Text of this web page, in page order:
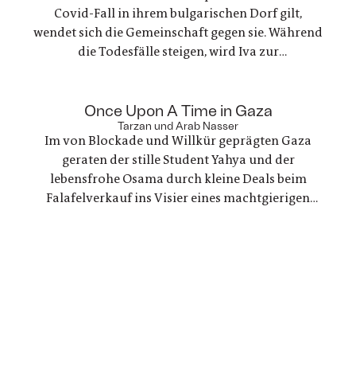
Covid-Fall in ihrem bulgarischen Dorf gilt,
wendet sich die Gemeinschaft gegen sie. Während
die Todesfälle steigen, wird Iva zur
globalisierten Kapitalismus – all made in EU
Once Upon A Time in Gaza
Tarzan und Arab Nasser
Im von Blockade und Willkür geprägten Gaza
geraten der stille Student Yahya und der
lebensfrohe Osama durch kleine Deals beim
Falafelverkauf ins Visier eines machtgierigen